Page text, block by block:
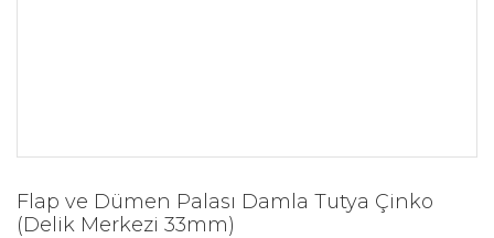
Flap ve Dümen Palası Damla Tutya Çinko
(Delik Merkezi 33mm)